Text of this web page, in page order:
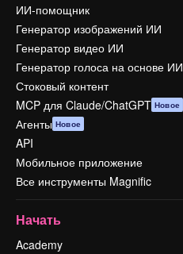
ИИ-помощник
Генератор изображений ИИ
Генератор видео ИИ
Генератор голоса на основе ИИ
Стоковый контент
MCP для Claude/ChatGPT Новое
Агенты Новое
API
Мобильное приложение
Все инструменты Magnific
Начать
Academy